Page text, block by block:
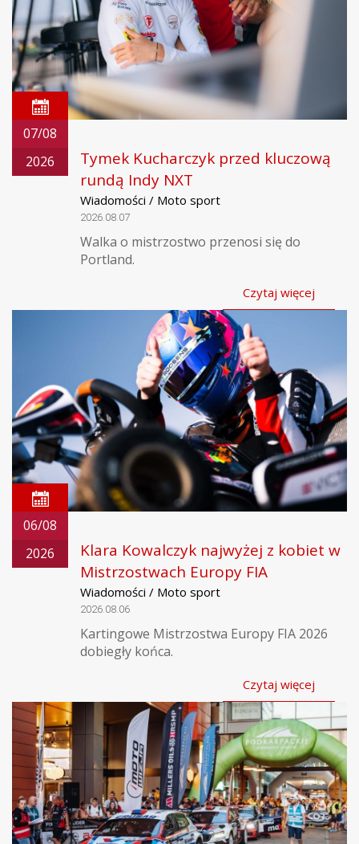
07/08
2026
Tymek Kucharczyk przed kluczową
rundą Indy NXT
Wiadomości / Moto sport
2026.08.07
Walka o mistrzostwo przenosi się do
Portland.
Czytaj więcej
06/08
2026
Klara Kowalczyk najwyżej z kobiet w
Mistrzostwach Europy FIA
Wiadomości / Moto sport
2026.08.06
Kartingowe Mistrzostwa Europy FIA 2026
dobiegły końca.
Czytaj więcej